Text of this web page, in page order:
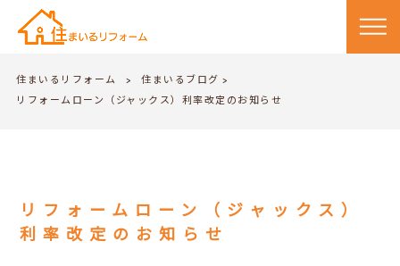
住まいるリフォーム > 住まいるブログ >
リフォームローン（ジャックス）利率改定のお知らせ
リフォームローン（ジャックス）
利率改定のお知らせ